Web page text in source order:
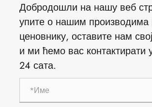
Добродошли на нашу веб
упите о нашим производима
ценовнику, оставите нам
и ми ћемо вас контактирати
24 сата.